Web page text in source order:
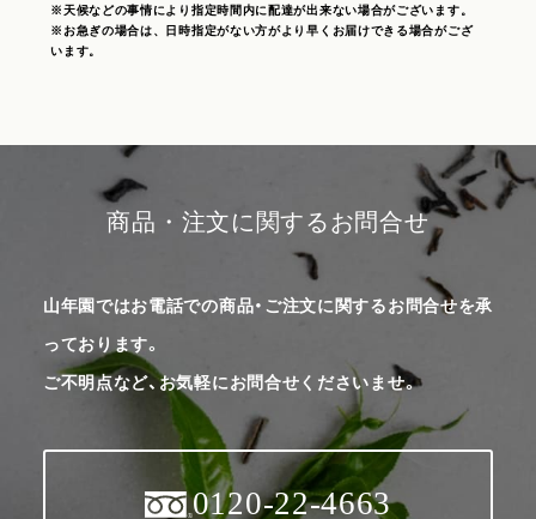
※天候などの事情により指定時間内に配達が出来ない場合がございます。
※お急ぎの場合は、日時指定がない方がより早くお届けできる場合がござ
います。
商品・注文に関するお問合せ
山年園ではお電話での商品・ご注文に関するお問合せを承
っております。
ご不明点など、お気軽にお問合せくださいませ。
0120-22-4663